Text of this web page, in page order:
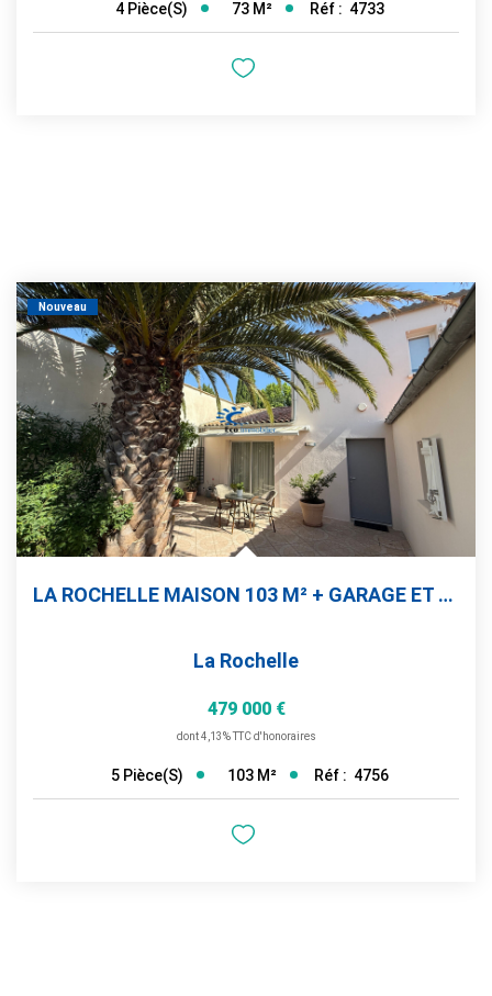
4 Pièce(s) 73 M² Réf : 4733
Nouveau
LA ROCHELLE MAISON 103 M² + GARAGE ET PATIOS
La Rochelle
479 000 €
dont 4,13% TTC d'honoraires
5 Pièce(s) 103 M² Réf : 4756